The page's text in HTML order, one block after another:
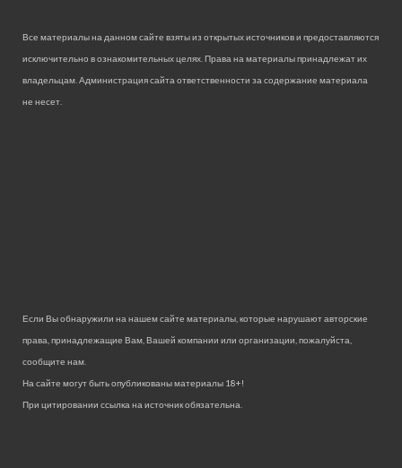
Все материалы на данном сайте взяты из открытых источников и предоставляются
исключительно в ознакомительных целях. Права на материалы принадлежат их
владельцам. Администрация сайта ответственности за содержание материала
не несет.
Если Вы обнаружили на нашем сайте материалы, которые нарушают авторские
права, принадлежащие Вам, Вашей компании или организации, пожалуйста,
сообщите нам.
На сайте могут быть опубликованы материалы 18+!
При цитировании ссылка на источник обязательна.